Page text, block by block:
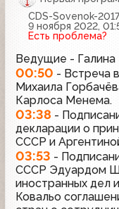
CDS-Sovenok-2017
9 ноября 2022,
Есть проблема?
Ведущие - Галина
00:50 - Встреча
Михаила
Карлоса Менема.
03:38 -
декларации о
СССР и
03:53 -
СССР Эдуардом
иностранных дел
Ковальо